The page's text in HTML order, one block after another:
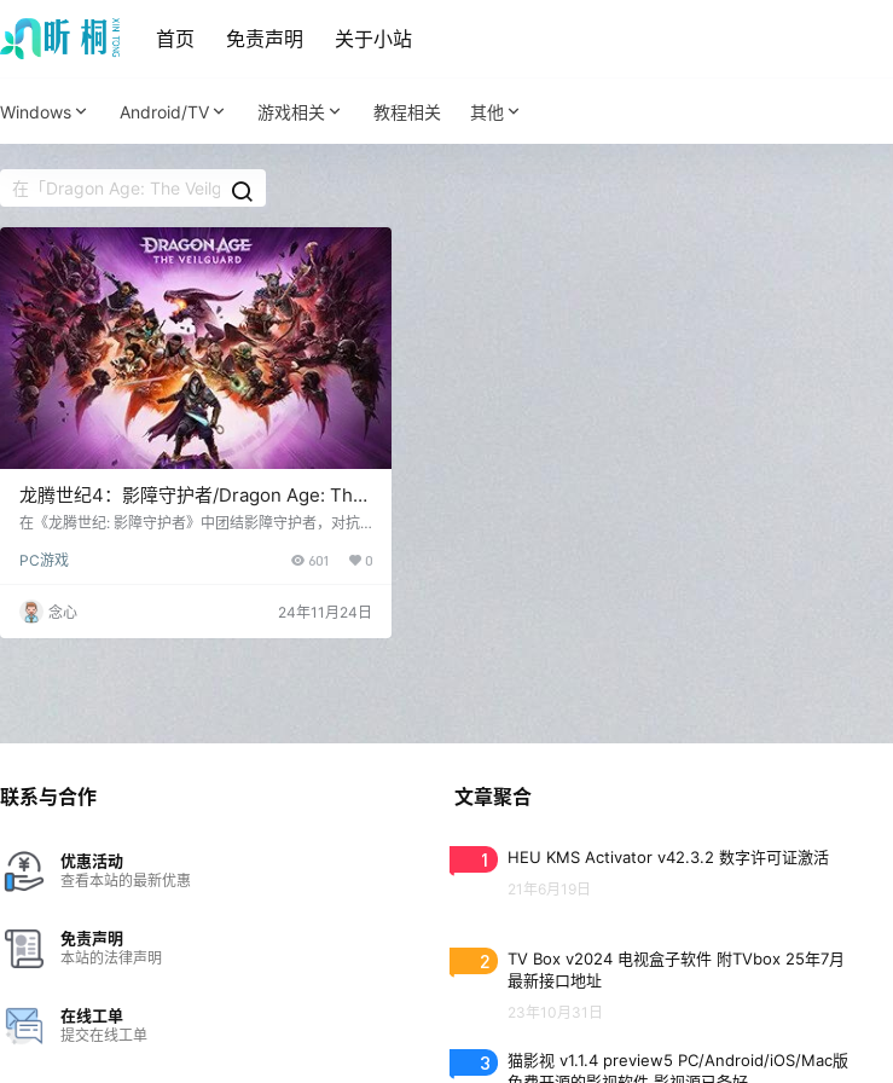
首页 免责声明 关于小站
Windows Android/TV 游戏相关 教程相关 其他
龙腾世纪4：影障守护者/Dragon Age: The
Veilguard 免Steam 解压即撸
在《龙腾世纪: 影障守护者》中团结影障守护者，对抗
戏中成为备受景仰的领导者。 实机演示 1第一段2第二
B|官方简体中文|支持键盘.鼠标.手柄|赠多项修改器 访
客获取 夸克网盘下载 更多获取地址
PC游戏 601 0
念心 24年11月24日
联系与合作
优惠活动
查看本站的最新优惠
免责声明
本站的法律声明
在线工单
提交在线工单
文章聚合
1 HEU KMS Activator v42.3.2 数字许可证激活
21年6月19日
2
TV Box v2024 电视盒子软件 附TVbox 25年7月
最新接口地址
23年10月31日
3
猫影视 v1.1.4 preview5 PC/Android/iOS/Mac版